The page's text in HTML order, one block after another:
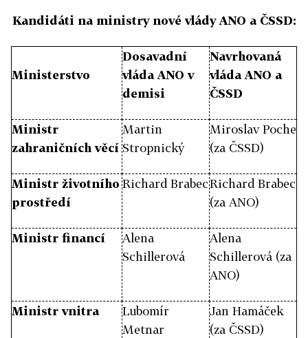
Kandidáti na ministry nové vlády ANO a ČSSD:
Ministerstvo
Dosavadní
vláda ANO v
demisi
Navrhovaná
vláda ANO a
ČSSD
Ministr
zahraničních věcí
Martin
Stropnický
Miroslav Poche
(za ČSSD)
Ministr životního
prostředí
Richard BrabecRichard Brabec
(za ANO)
Ministr financí
Alena
Schillerová
Alena
Schillerová (za
ANO)
Ministr vnitra
Lubomír
Metnar
Jan Hamáček
(za ČSSD)